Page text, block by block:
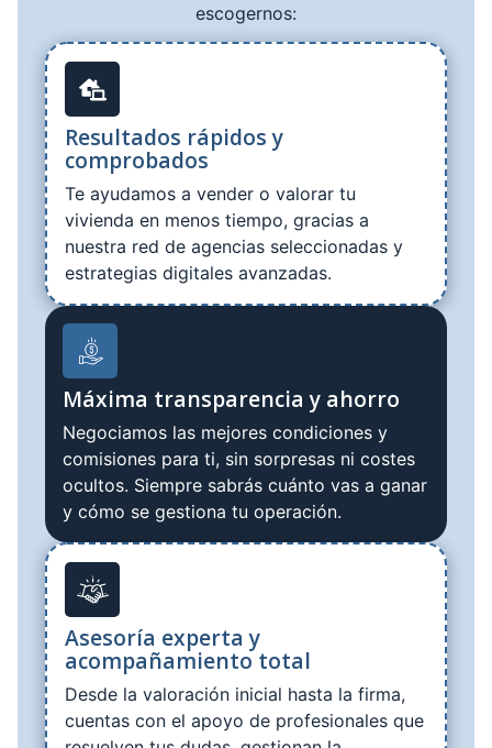
escogernos:
Resultados rápidos y
comprobados
Te ayudamos a vender o valorar tu
vivienda en menos tiempo, gracias a
nuestra red de agencias seleccionadas y
estrategias digitales avanzadas.
Máxima transparencia y ahorro
Negociamos las mejores condiciones y
comisiones para ti, sin sorpresas ni costes
ocultos. Siempre sabrás cuánto vas a ganar
y cómo se gestiona tu operación.
Asesoría experta y
acompañamiento total
Desde la valoración inicial hasta la firma,
cuentas con el apoyo de profesionales que